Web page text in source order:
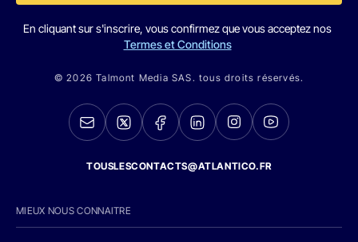
En cliquant sur s'inscrire, vous confirmez que vous acceptez nos
Termes et Conditions
© 2026 Talmont Media SAS. tous droits réservés.
TOUSLESCONTACTS@ATLANTICO.FR
MIEUX NOUS CONNAITRE